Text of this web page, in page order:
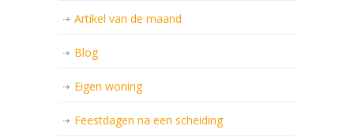
Artikel van de maand
Blog
Eigen woning
Feestdagen na een scheiding